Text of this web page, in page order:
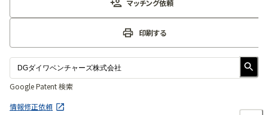
マッチング依頼
印刷する
Google Patent 検索
情報修正依頼